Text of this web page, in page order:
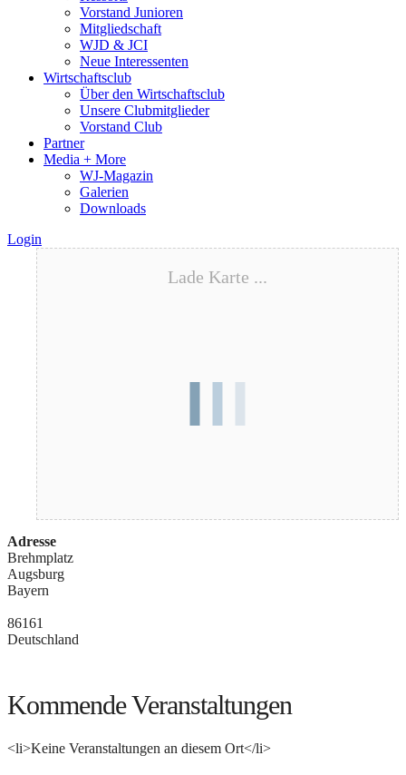
Vorstand Junioren
Mitgliedschaft
WJD & JCI
Neue Interessenten
Wirtschaftsclub
Über den Wirtschaftsclub
Unsere Clubmitglieder
Vorstand Club
Partner
Media + More
WJ-Magazin
Galerien
Downloads
Login
Lade Karte ...
Adresse
Brehmplatz
Augsburg
Bayern
86161
Deutschland
Kommende Veranstaltungen
<li>Keine Veranstaltungen an diesem Ort</li>